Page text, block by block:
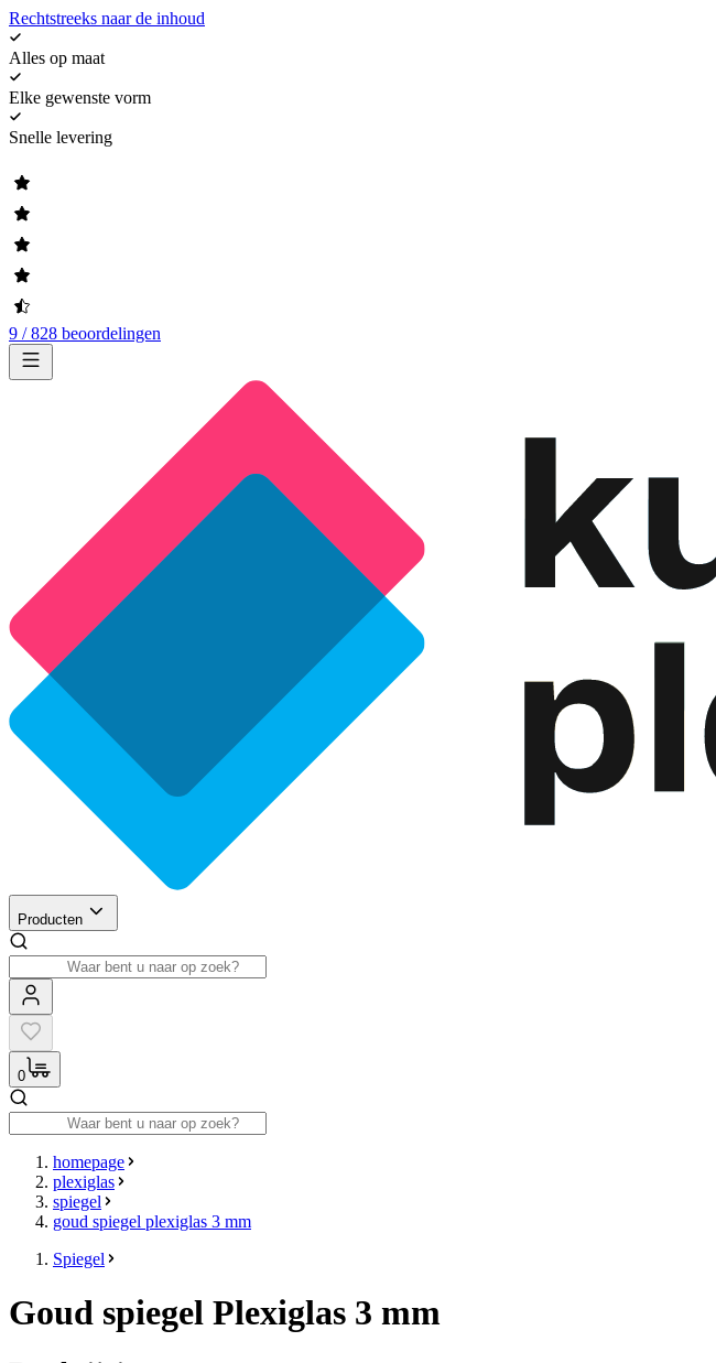
Rechtstreeks naar de inhoud
Alles op maat
Elke gewenste vorm
Snelle levering
9 / 828 beoordelingen
Producten
0
homepage
plexiglas
spiegel
goud spiegel plexiglas 3 mm
Spiegel
Goud spiegel Plexiglas 3 mm